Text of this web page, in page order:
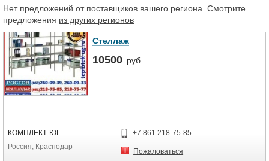
Нет предложений от поставщиков вашего региона. Смотрите
предложения из других регионов
Стеллаж
10500 руб.
КОМПЛЕКТ-ЮГ
Россия, Краснодар
+7 861 218-75-85
Пожаловаться